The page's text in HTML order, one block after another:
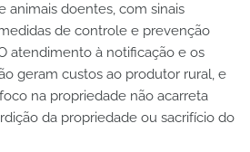
animais doentes, com sinais
de controle e prevenção
atendimento à notificação e os
geram custos ao produtor rural, e
na propriedade não acarreta
da propriedade ou sacrifício do